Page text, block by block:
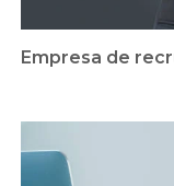
Empresa de